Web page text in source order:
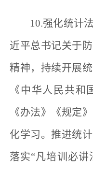
10.强化统计
近平总书记关于
精神，持续开展
《中华人民共和
《办法》《规定
化学习。推进统
落实“凡培训必讲